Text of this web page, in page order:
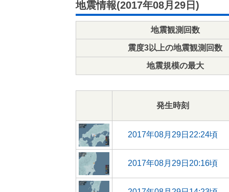
地震情報(2017年08月29日)
地震観測回数
震度3以上の地震観測回数
地震規模の最大
発生時刻
2017年08月29日22:24頃
2017年08月29日20:16頃